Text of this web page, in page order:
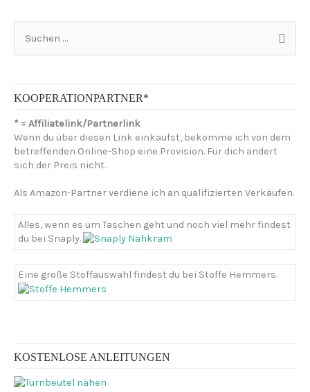
c
e
n
n
a
c
h
:
KOOPERATIONPARTNER*
* = Affiliatelink/Partnerlink
Wenn du über diesen Link einkaufst, bekomme ich von dem
betreffenden Online-Shop eine Provision. Für dich ändert
sich der Preis nicht.
Als Amazon-Partner verdiene ich an qualifizierten Verkäufen.
Alles, wenn es um Taschen geht und noch viel mehr findest
du bei Snaply.
Eine große Stoffauswahl findest du bei Stoffe Hemmers.
KOSTENLOSE ANLEITUNGEN